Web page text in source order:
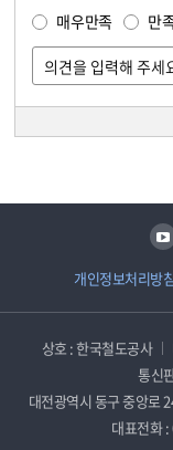
매우만족 만
개인정보처리방
유튜브
상호 : 한국철도공사
통신
대전광역시 동구 중앙로
대표전화